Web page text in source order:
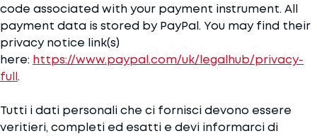
code associated with your payment instrument. All
payment data is stored by PayPal. You may find their
privacy notice link(s)
here: https://www.paypal.com/uk/legalhub/privacy-
full.
Tutti i dati personali che ci fornisci devono essere
veritieri, completi ed esatti e devi informarci di